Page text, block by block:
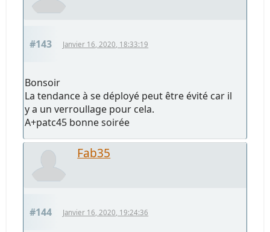
#143 Janvier 16, 2020, 18:33:19
Bonsoir
La tendance à se déployé peut être évité car il
y a un verroullage pour cela.
A+patc45 bonne soirée
Fab35
#144 Janvier 16, 2020, 19:24:36